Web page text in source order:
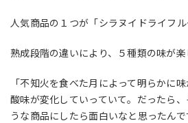
人気商品の１つが「シラヌイドライフル
熟成段階の違いにより、５種類の味が楽
「不知火を食べた月によって明らかに
酸味が変化していっていて。だったら
うな商品にしたら面白いなと思ったんで